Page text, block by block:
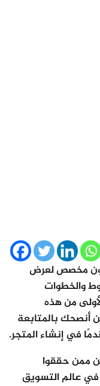
مخصص لعرض
والخطوات
من هذه
أنصحك بالمتابعة
في إنشاء المتجر.
ممن حققوا
عالم التسويق